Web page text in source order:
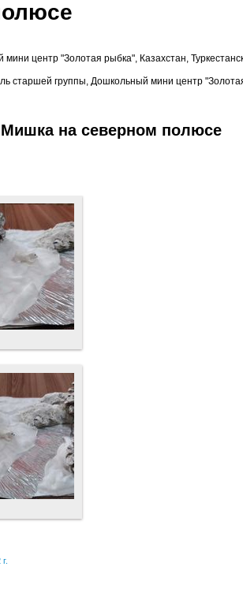
центр "Золотая рыбка", Казахстан,
старшей группы, Дошкольный мини центр
Мишка на северном полюсе